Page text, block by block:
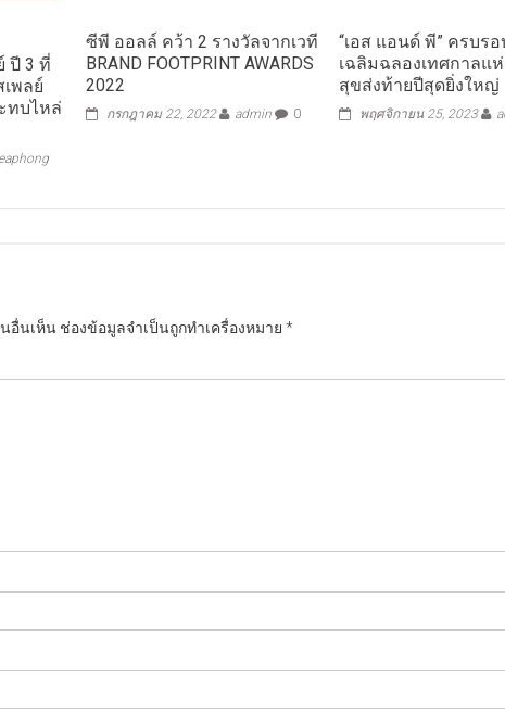
ปี 3 ที่
พลย์
ทบไหล่
ซีพี ออลล์ คว้า 2 รางวัลจากเวที
BRAND FOOTPRINT AWARDS
2022
กรกฎาคม 22, 2022 admin 0
“เอส แอนด์ พี” ครบร
เฉลิมฉลองเทศกาลแ
สุขส่งท้ายปีสุดยิ่งใหญ่
พฤศจิกายน 25, 2023
อื่นเห็น ช่องข้อมูลจำเป็นถูกทำเครื่องหมาย *